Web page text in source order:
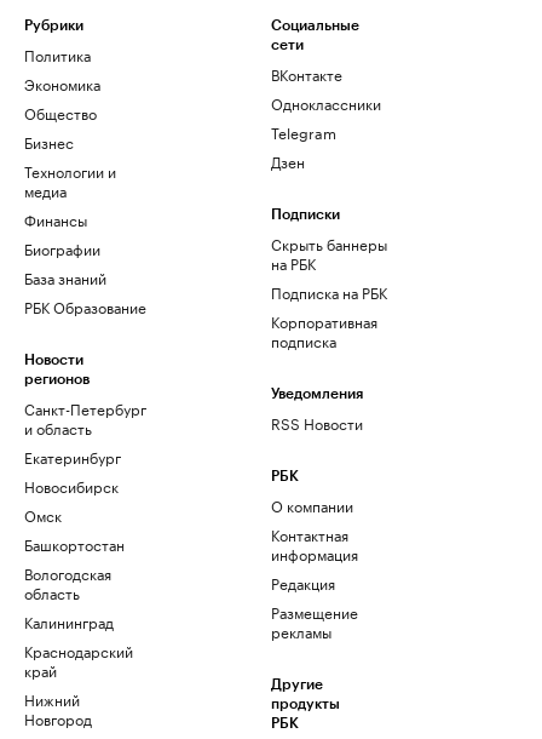
Рубрики
Политика
Экономика
Общество
Бизнес
Технологии и
медиа
Финансы
Биографии
База знаний
РБК Образование
Новости
регионов
Санкт-Петербург
и область
Екатеринбург
Новосибирск
Омск
Башкортостан
Вологодская
область
Калининград
Краснодарский
край
Нижний
Новгород
Социальные
сети
ВКонтакте
Одноклассники
Telegram
Дзен
Подписки
Скрыть баннеры
на РБК
Подписка на РБК
Корпоративная
подписка
Уведомления
RSS Новости
РБК
О компании
Контактная
информация
Редакция
Размещение
рекламы
Другие
продукты
РБК